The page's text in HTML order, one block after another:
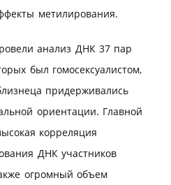
метилирования.
анализ ДНК 37 пар
был гомосексуалистом,
придерживались
ориентации. Главной
корреляция
ДНК участников
огромный объем